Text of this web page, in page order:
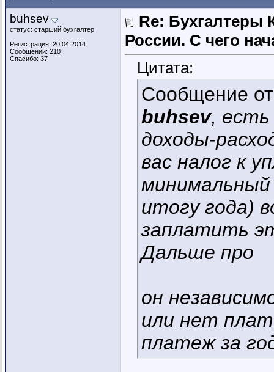
buhsev
статус: старший бухгалтер
Регистрация: 20.04.2014
Сообщений: 210
Спасибо: 37
Re: Бухгалтеры
России. C чего
Цитата:
Сообщение
buhsev,
доходы-
вас налог к
минимальный
итогу года)
заплатить
Дальше про
он
или нет
платеж за